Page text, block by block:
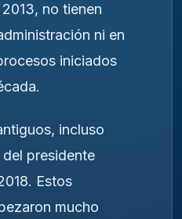
no tienen
ni en
iniciados
incluso
presidente
Estos
mucho